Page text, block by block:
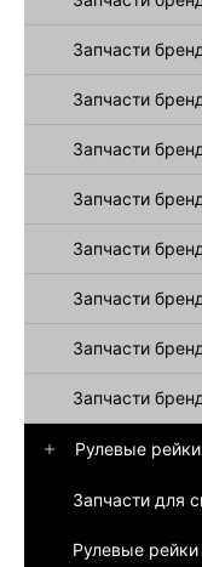
Запчасти
Запчасти
Запчасти
Запчасти
Запчасти
Запчасти
Запчасти
Запчасти
Рулевые
Запчасти для
Рулевые рейки